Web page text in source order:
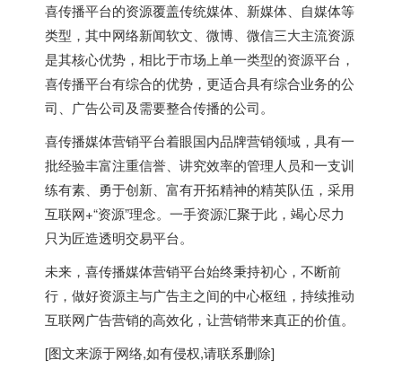
喜传播平台的资源覆盖传统媒体、新媒体、自媒体等
类型，其中网络新闻软文、微博、微信三大主流资源
是其核心优势，相比于市场上单一类型的资源平台，
喜传播平台有综合的优势，更适合具有综合业务的公
司、广告公司及需要整合传播的公司。
喜传播媒体营销平台着眼国内品牌营销领域，具有一
批经验丰富注重信誉、讲究效率的管理人员和一支训
练有素、勇于创新、富有开拓精神的精英队伍，采用
互联网+“资源”理念。一手资源汇聚于此，竭心尽力
只为匠造透明交易平台。
未来，喜传播媒体营销平台始终秉持初心，不断前
行，做好资源主与广告主之间的中心枢纽，持续推动
互联网广告营销的高效化，让营销带来真正的价值。
[图文来源于网络,如有侵权,请联系删除]